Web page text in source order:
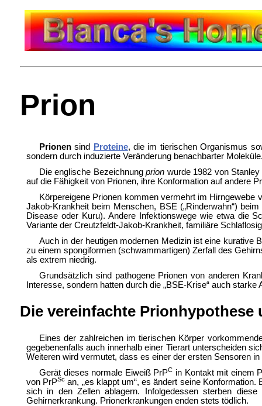
Prion
Prionensind Proteine, die im tierischen Organismus
sondern durch induzierte Veränderung benachbarter
Die englische Bezeichnungprion wurde 1982 von
auf die Fähigkeit von Prionen, ihre Konformation auf andere
Körpereigene Prionen kommen vermehrt im
Jakob-Krankheit beim Menschen, BSE („Rinderwahn“) beim
Disease oder Kuru). Andere Infektionswege wie etwa die
Variante der Creutzfeldt-Jakob-Krankheit, familiäre
Auch in der heutigen modernen Medizin ist eine kurative
zu einem spongiformen (schwammartigen) Zerfall des
als extrem niedrig.
Grundsätzlich sind pathogene Prionen von anderen
Interesse, sondern hatten durch die „BSE-Krise“ auch
Die vereinfachte
Eines der zahlreichen im tierischen Körper
gegebenenfalls auch innerhalb einer Tierart unterscheiden
Weiteren wird vermutet, dass es einer der ersten Sensoren
Gerät dieses normale Eiweiß PrPC in Kontakt mit einem
von PrPSc an, „es klappt um“, es ändert seine
sich in den Zellen ablagern. Infolgedessen sterben
Gehirnerkrankung. Prionerkrankungen enden stets tödlich.